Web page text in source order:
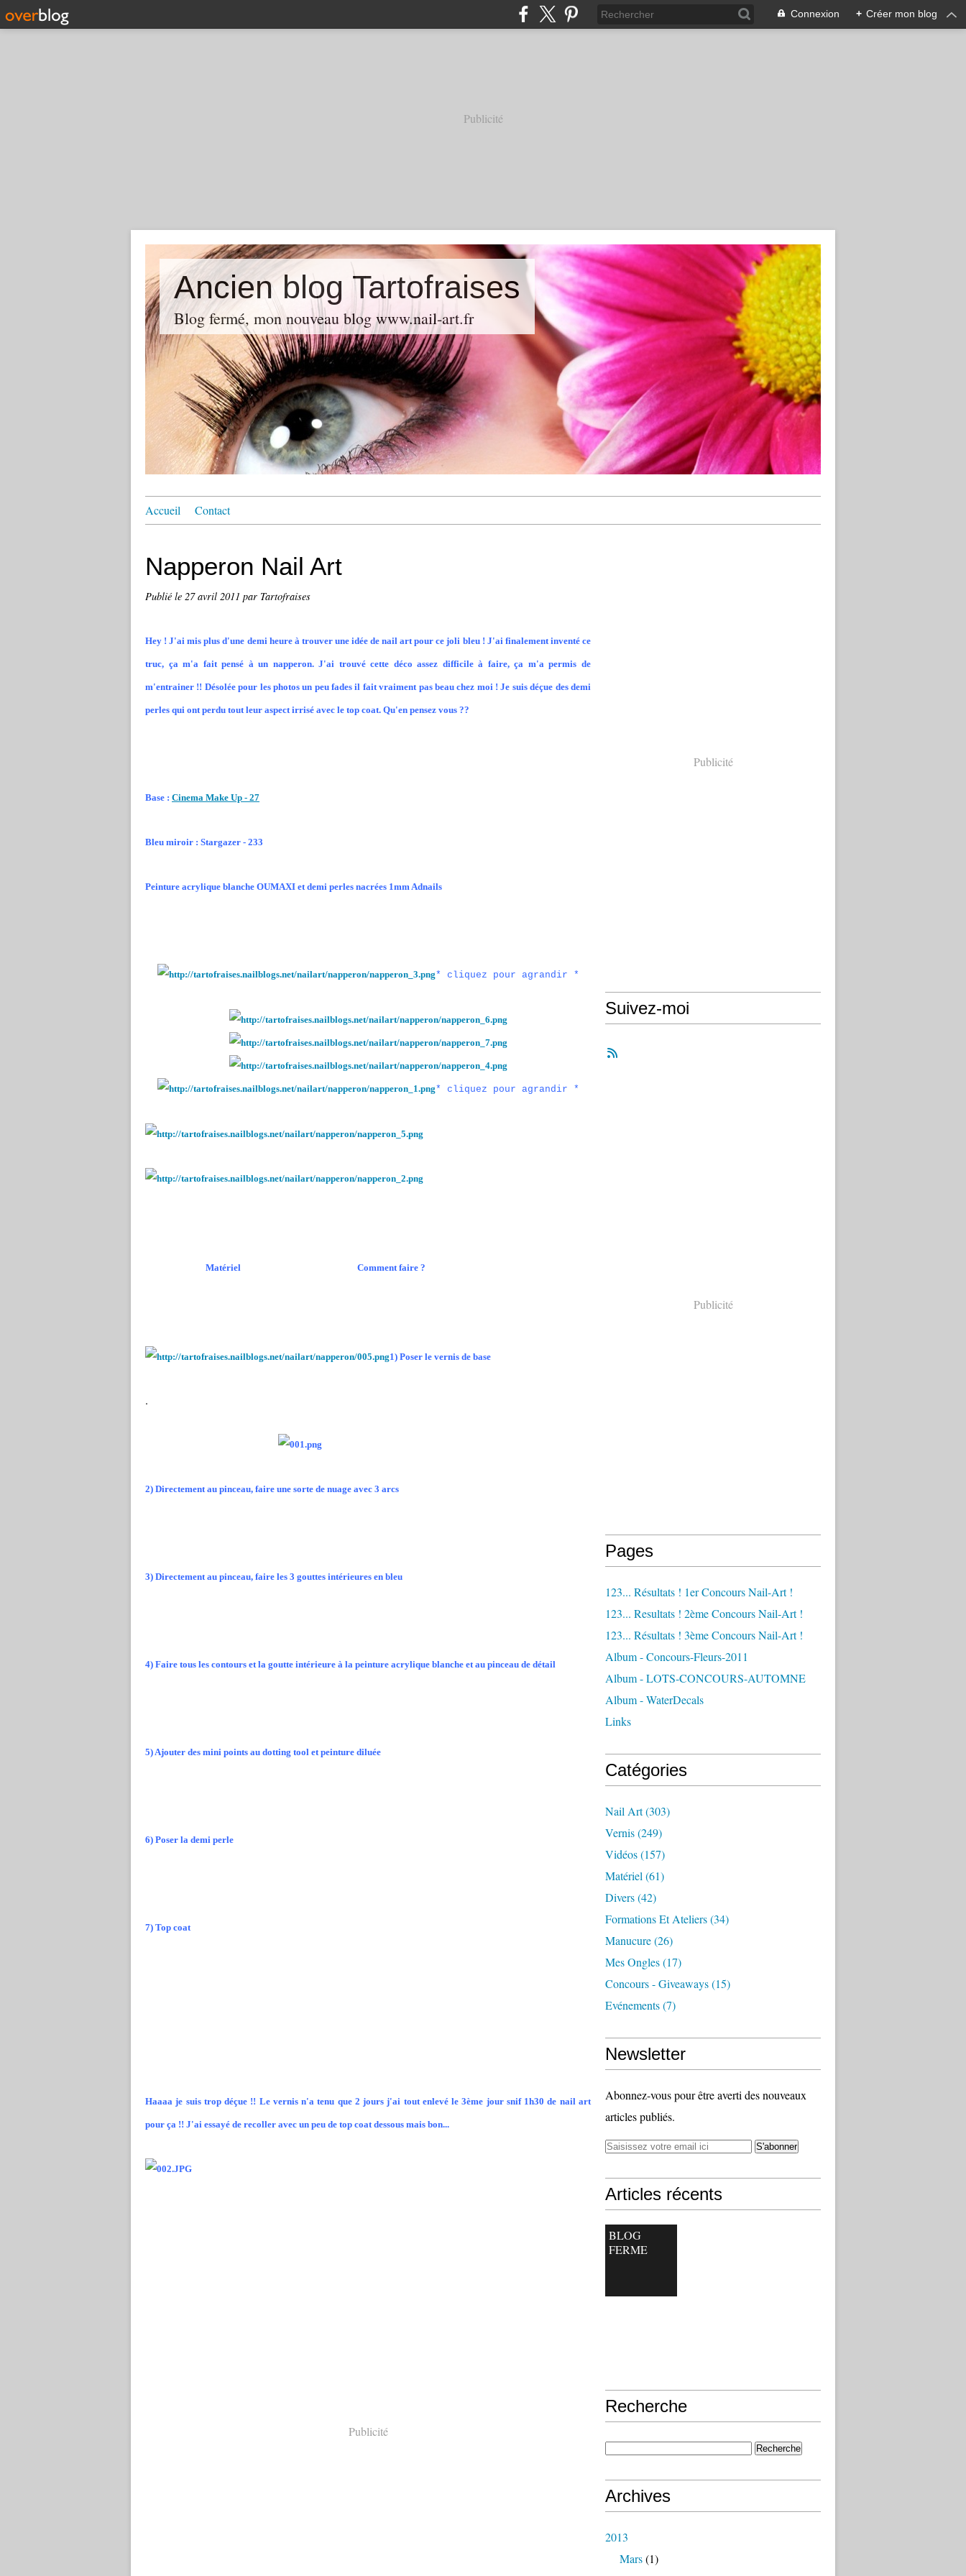
Connexion + Créer mon blog
Publicité
Ancien blog Tartofraises
Blog fermé, mon nouveau blog www.nail-art.fr
Accueil Contact
Napperon Nail Art
Publié le 27 avril 2011 par Tartofraises
Hey ! J'ai mis plus d'une demi heure à trouver une idée de nail art pour ce joli bleu ! J'ai finalement inventé ce
truc, ça m'a fait pensé à un napperon. J'ai trouvé cette déco assez difficile à faire, ça m'a permis de
m'entrainer !! Désolée pour les photos un peu fades il fait vraiment pas beau chez moi ! Je suis déçue des demi
perles qui ont perdu tout leur aspect irrisé avec le top coat. Qu'en pensez vous ??
Base : Cinema Make Up - 27
Bleu miroir : Stargazer - 233
Peinture acrylique blanche OUMAXI et demi perles nacrées 1mm Adnails
* cliquez pour agrandir *
* cliquez pour agrandir *
Matériel Comment faire ?
1) Poser le vernis de base
.
2) Directement au pinceau, faire une sorte de nuage avec 3 arcs
3) Directement au pinceau, faire les 3 gouttes intérieures en bleu
4) Faire tous les contours et la goutte intérieure à la peinture acrylique blanche et au pinceau de détail
5) Ajouter des mini points au dotting tool et peinture diluée
6) Poser la demi perle
7) Top coat
Haaaa je suis trop déçue !! Le vernis n'a tenu que 2 jours j'ai tout enlevé le 3ème jour snif 1h30 de nail art
pour ça !! J'ai essayé de recoller avec un peu de top coat dessous mais bon...
Publicité
Publicité
Suivez-moi
Publicité
Pages
123... Résultats ! 1er Concours Nail-Art !
123... Resultats ! 2ème Concours Nail-Art !
123... Résultats ! 3ème Concours Nail-Art !
Album - Concours-Fleurs-2011
Album - LOTS-CONCOURS-AUTOMNE
Album - WaterDecals
Links
Catégories
Nail Art(303)
Vernis(249)
Vidéos(157)
Matériel (61)
Divers(42)
Formations Et Ateliers(34)
Manucure(26)
Mes Ongles(17)
Concours - Giveaways(15)
Evénements(7)
Newsletter
Abonnez-vous pour être averti des nouveaux
articles publiés.
Articles récents
BLOG
FERME
Recherche
Archives
2013
Mars(1)